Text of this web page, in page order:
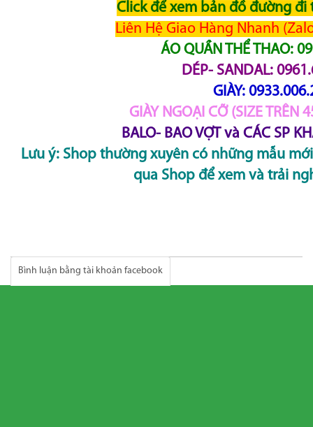
Click để xem bản đồ đường đi
Liên Hệ Giao Hàng Nhanh
ÁO QUẦN THỂ THAO:
DÉP- SANDAL:
GIÀY:
GIÀY NGOẠI CỠ (SIZE TRÊN
BALO- BAO VỢT và CÁC SP
Lưu ý: Shop thường xuyên có những mẫu
qua Shop để xem và trải
Bình luận bằng tài khoản facebook